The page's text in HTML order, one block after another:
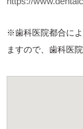
※歯科医院都合に
ますので、歯科医